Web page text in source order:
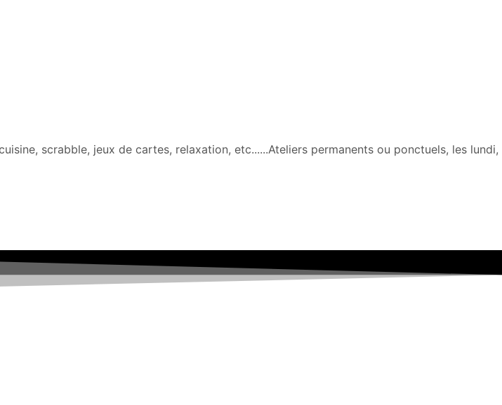
scrabble, jeux de cartes, relaxation, etc......Ateliers permanents ou ponctuels, les lundi,